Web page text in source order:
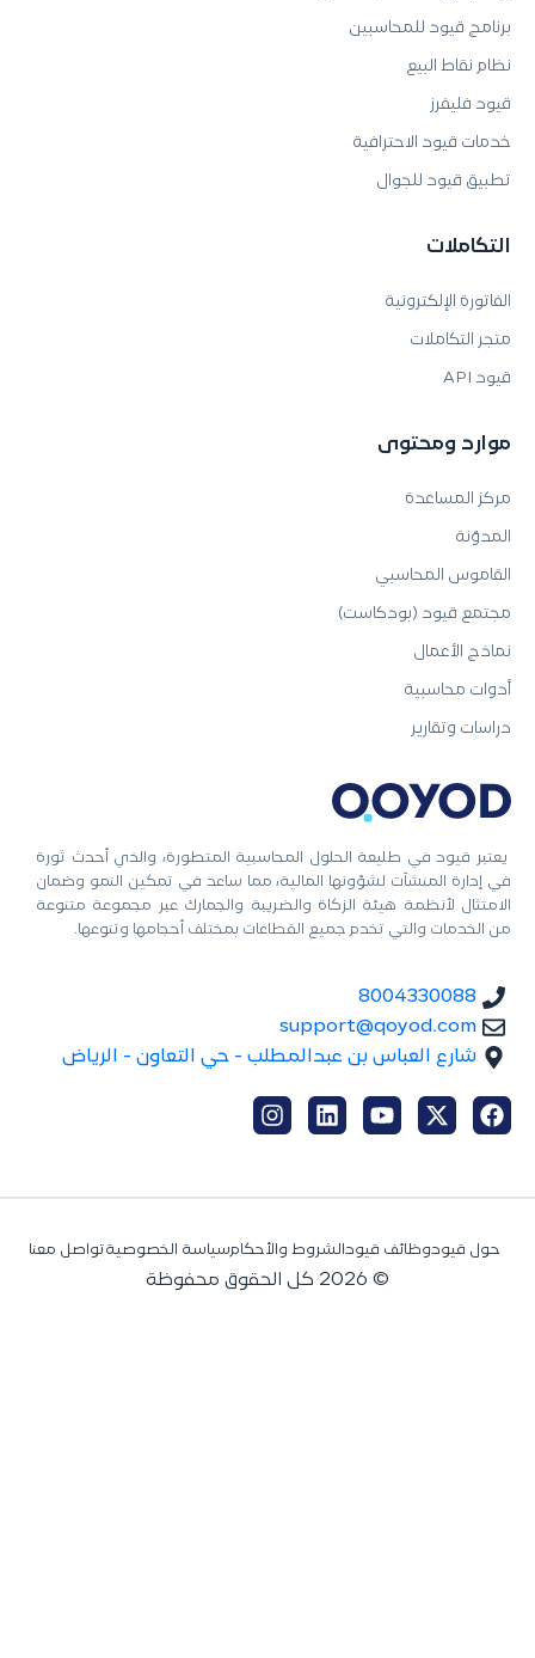
يعتبر قيود في طليعة الحلول المحاسبية المتطورة، والذي أحدث ثورة
في إدارة المنشآت لشؤونها المالية، مما ساعد في تمكين النمو وضمان
الامتثال لأنظمة هيئة الزكاة والضريبة والجمارك عبر مجموعة متنوعة
من الخدمات والتي تخدم جميع القطاعات بمختلف أحجامها وتنوعها.
8004330088
support@qoyod.com
شارع العباس بن عبدالمطلب - حي التعاون - الرياض
برنامج قيود للمحاسبين
نظام نقاط البيع
قيود فليفرز
خدمات قيود الاحترافية
تطبيق قيود للجوال
التكاملات
الفاتورة الإلكترونية
متجر التكاملات
قيود API
موارد ومحتوى
مركز المساعدة
المدوّنة
القاموس المحاسبي
مجتمع قيود (بودكاست)
نماذج الأعمال
أدوات محاسبية
دراسات وتقارير
حول قيودوظائف قيودالشروط والأحكامسياسة الخصوصية تواصل معنا
© 2026 كل الحقوق محفوظة